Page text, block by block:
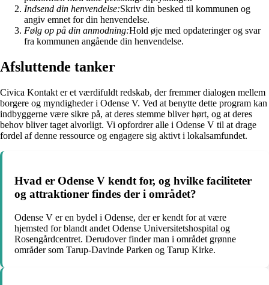
Indsend din henvendelse:Skriv din besked til kommunen og
angiv emnet for din henvendelse.
Følg op på din anmodning:Hold øje med opdateringer og svar
fra kommunen angående din henvendelse.
Afsluttende tanker
Civica Kontakt er et værdifuldt redskab, der fremmer dialogen mellem
borgere og myndigheder i Odense V. Ved at benytte dette program kan
indbyggerne være sikre på, at deres stemme bliver hørt, og at deres
behov bliver taget alvorligt. Vi opfordrer alle i Odense V til at drage
fordel af denne ressource og engagere sig aktivt i lokalsamfundet.
Hvad er Odense V kendt for, og hvilke faciliteter
og attraktioner findes der i området?
Odense V er en bydel i Odense, der er kendt for at være
hjemsted for blandt andet Odense Universitetshospital og
Rosengårdcentret. Derudover finder man i området grønne
områder som Tarup-Davinde Parken og Tarup Kirke.